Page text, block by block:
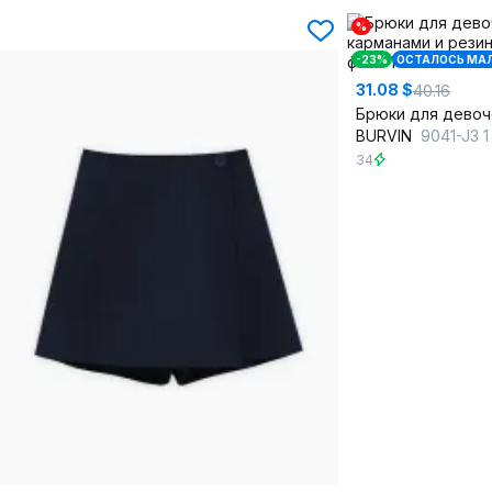
%
-23% ОСТАЛОСЬ
31.08 $40.16
BURVIN 9041-J3 1
34